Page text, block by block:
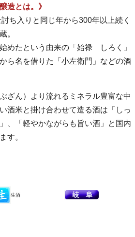
造とは。》
ち入りと同じ年から300年以上続く
。
めたという由来の「始禄 しろく」
ら名を借りた「小左衛門」などの酒
ざん）より流れるミネラル豊富な中
酒米と掛け合わせて造る酒は「しっ
、「軽やかながらも旨い酒」と国内
す。
生酒